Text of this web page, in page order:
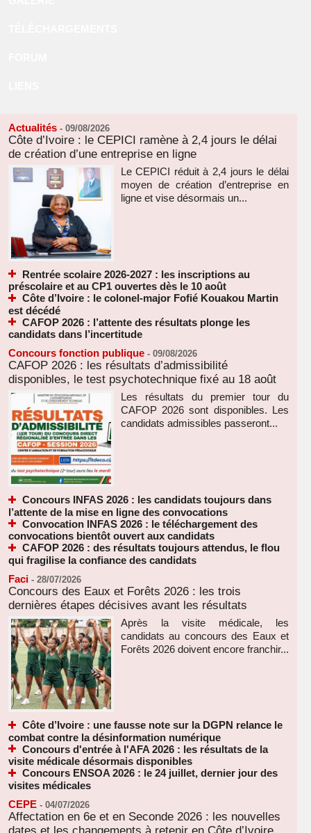
Actualités - 09/08/2026
Côte d’Ivoire : le CEPICI ramène à 2,4 jours le délai
de création d’une entreprise en ligne
Le CEPICI réduit à 2,4 jours le délai
moyen de création d’entreprise en
ligne et vise désormais un...
Rentrée scolaire 2026-2027 : les inscriptions au
préscolaire et au CP1 ouvertes dès le 10 août
Côte d’Ivoire : le colonel-major Fofié Kouakou Martin
est décédé
CAFOP 2026 : l’attente des résultats plonge les
candidats dans l’incertitude
Concours fonction publique - 09/08/2026
CAFOP 2026 : les résultats d’admissibilité
disponibles, le test psychotechnique fixé au 18 août
Les résultats du premier tour du
CAFOP 2026 sont disponibles. Les
candidats admissibles passeront...
Concours INFAS 2026 : les candidats toujours dans
l’attente de la mise en ligne des convocations
Convocation INFAS 2026 : le téléchargement des
convocations bientôt ouvert aux candidats
CAFOP 2026 : des résultats toujours attendus, le flou
qui fragilise la confiance des candidats
Faci - 28/07/2026
Concours des Eaux et Forêts 2026 : les trois
dernières étapes décisives avant les résultats
Après la visite médicale, les
candidats au concours des Eaux et
Forêts 2026 doivent encore franchir...
Côte d’Ivoire : une fausse note sur la DGPN relance le
combat contre la désinformation numérique
Concours d'entrée à l'AFA 2026 : les résultats de la
visite médicale désormais disponibles
Concours ENSOA 2026 : le 24 juillet, dernier jour des
visites médicales
CEPE - 04/07/2026
Affectation en 6e et en Seconde 2026 : les nouvelles